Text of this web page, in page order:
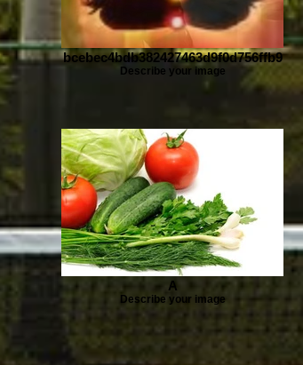
bcebec4bdb382427463d9f0d756ffb9
Describe your image
A
Describe your image